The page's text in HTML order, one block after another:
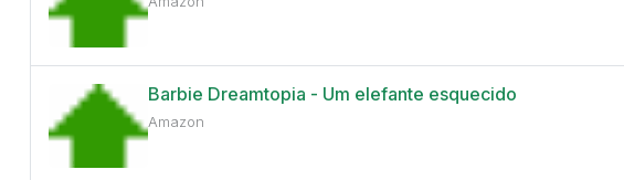
Barbie Dreamtopia - Um elefante esquecido
Amazon